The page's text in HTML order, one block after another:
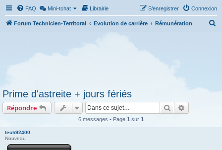
FAQ Mini-tchat Librairie Connexion
S’enregistrer
Forum Technicien-Territoral Evolution de carrière Rémunération
Prime d'astreite + jours fériés
Répondre Rechercher
6 messages • Page 1 sur 1
tech92400
Nouveau